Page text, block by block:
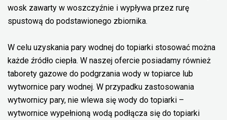
wosk zawarty w woszczyźnie i wypływa przez rurę
spustową do podstawionego zbiornika.
W celu uzyskania pary wodnej do topiarki stosować można
każde źródło ciepła. W naszej ofercie posiadamy również
taborety gazowe do podgrzania wody w topiarce lub
wytwornice pary wodnej. W przypadku zastosowania
wytwornicy pary, nie wlewa się wody do topiarki –
wytwornice wypełnioną wodą podłącza się do topiarki